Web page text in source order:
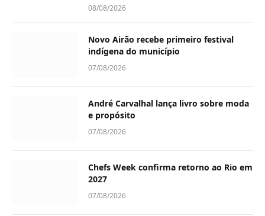
08/08/2026
Novo Airão recebe primeiro festival
indígena do município
07/08/2026
André Carvalhal lança livro sobre moda
e propósito
07/08/2026
Chefs Week confirma retorno ao Rio em
2027
07/08/2026